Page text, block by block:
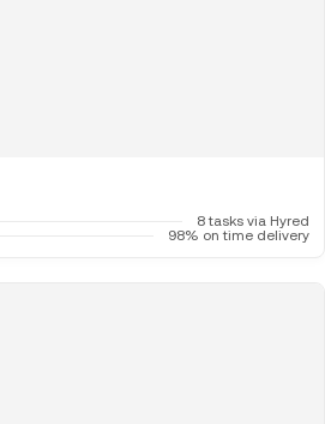
8 tasks via Hyred
98% on time delivery